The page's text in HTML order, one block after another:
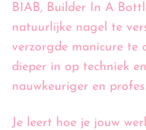
BIAB, Builder In A
natuurlijke nagel te
verzorgde manicure te
dieper in op techniek
nauwkeuriger en
Je leert hoe je jouw